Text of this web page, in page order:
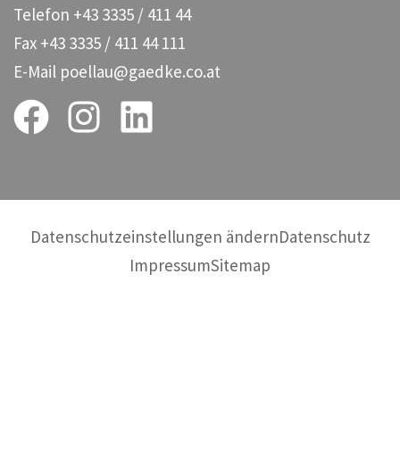
Telefon +43 3335 / 411 44
Fax +43 3335 / 411 44 111
E-Mail poellau@gaedke.co.at
Datenschutzeinstellungen ändernDatenschutz
ImpressumSitemap